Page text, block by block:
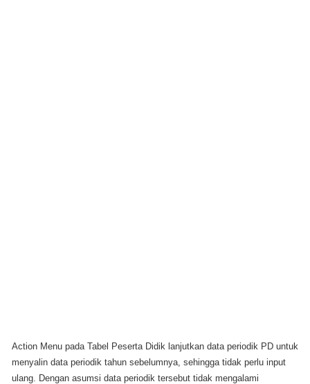
Action Menu pada Tabel Peserta Didik lanjutkan data periodik PD untuk
menyalin data periodik tahun sebelumnya, sehingga tidak perlu input
ulang. Dengan asumsi data periodik tersebut tidak mengalami